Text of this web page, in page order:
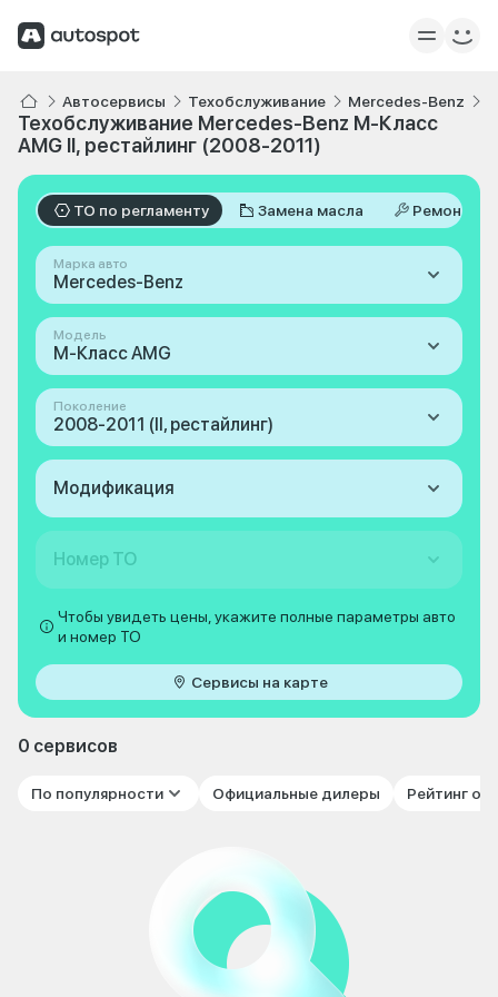
Автосервисы Техобслуживание Mercedes-Benz
Техобслуживание Mercedes-Benz M-Класс
AMG II, рестайлинг (2008-2011)
ТО по регламенту Замена масла Ремонт
Марка авто
Mercedes-Benz
Модель
M-Класс AMG
Поколение
2008-2011 (II, рестайлинг)
Модификация
Номер ТО
Чтобы увидеть цены, укажите полные параметры авто
и номер ТО
Сервисы на карте
0 сервисов
По популярности Официальные дилеры Рейтинг